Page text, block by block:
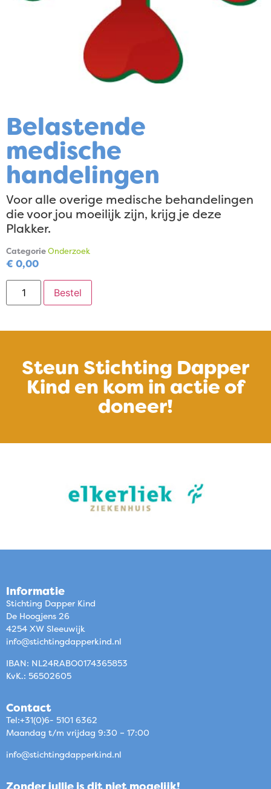
Belastende
medische
handelingen
Voor alle overige medische behandelingen
die voor jou moeilijk zijn, krijg je deze
Plakker.
CategorieOnderzoek
€ 0,00
Bestel
Steun Stichting Dapper
Kind en kom in actie of
doneer!
Informatie
Stichting Dapper Kind
De Hoogjens 26
4254 XW Sleeuwijk
info@stichtingdapperkind.nl
IBAN: NL24RABO0174365853
KvK.: 56502605
Contact
Tel:+31(0)6- 5101 6362
Maandag t/m vrijdag 9:30 – 17:00
info@stichtingdapperkind.nl